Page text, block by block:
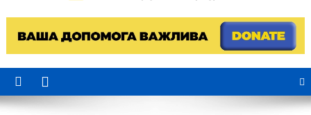
Ми Вінничани